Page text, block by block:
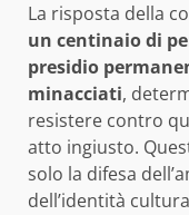
La risposta della
un centinaio di
presidio
minacciati,
resistere contro
atto ingiusto.
solo la difesa
dell’identità